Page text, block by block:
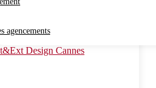
agencements
Design Cannes